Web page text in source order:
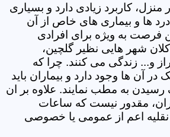
منزل، کاربرد زیادی دارد و بسیاری
درد ها و بیماری های خاص از آن
فرصت به ویژه برای افرادی
شهر هایی نظیر گلچین،
و... زندگی می کنند. چرا که
آن ها وجود دارد و بیماران باید
به مطب نمایند. علاوه بر ان
مقدور نیست که ساعات
نقلیه اعم از عمومی یا خصوصی